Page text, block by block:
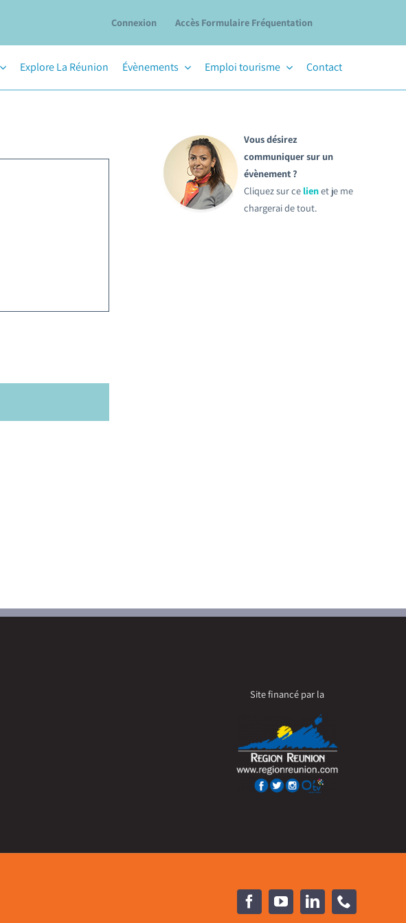
Connexion Accès Formulaire Fréquentation
Explore La Réunion Évènements Emploi tourisme Contact
Vous désirez
communiquer sur un
évènement ?
Cliquez sur ce lienet je me
chargerai de tout.
Site financé par la